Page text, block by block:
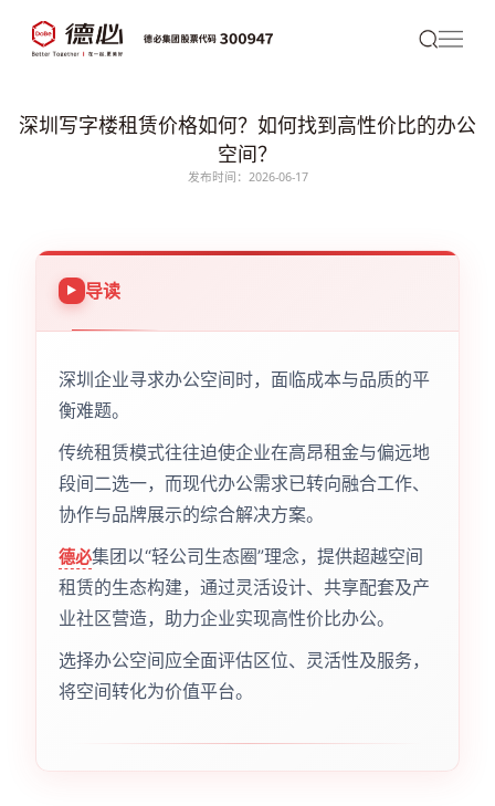
深圳写字楼租赁价格如何？如何找到高性价比的办公
空间？
发布时间：2026-06-17
导读
深圳企业寻求办公空间时，面临成本与品质的平
衡难题。
传统租赁模式往往迫使企业在高昂租金与偏远地
段间二选一，而现代办公需求已转向融合工作、
协作与品牌展示的综合解决方案。
德必集团以“轻公司生态圈”理念，提供超越空间
租赁的生态构建，通过灵活设计、共享配套及产
业社区营造，助力企业实现高性价比办公。
选择办公空间应全面评估区位、灵活性及服务，
将空间转化为价值平台。